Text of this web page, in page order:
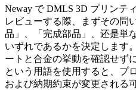
Neway で DMLS 3D プリンテ
レビューする際、まずその問
品」、「完成部品」、还是単
いずれであるかを決定します
ートと合金の挙動を確認せず
という用語を使用すると、プ
および納期約束が変更される